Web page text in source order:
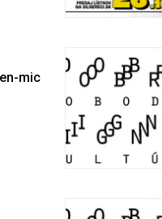
mic